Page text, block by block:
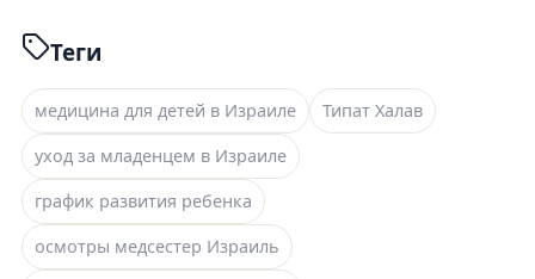
Теги
медицина для детей в Израиле
Типат Халав
уход за младенцем в Израиле
график развития ребенка
осмотры медсестер Израиль